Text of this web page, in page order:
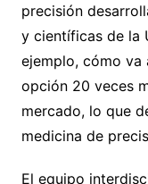
precisión
y científicas de la
ejemplo, cómo va
opción 20 veces
mercado, lo que
medicina de
El equipo